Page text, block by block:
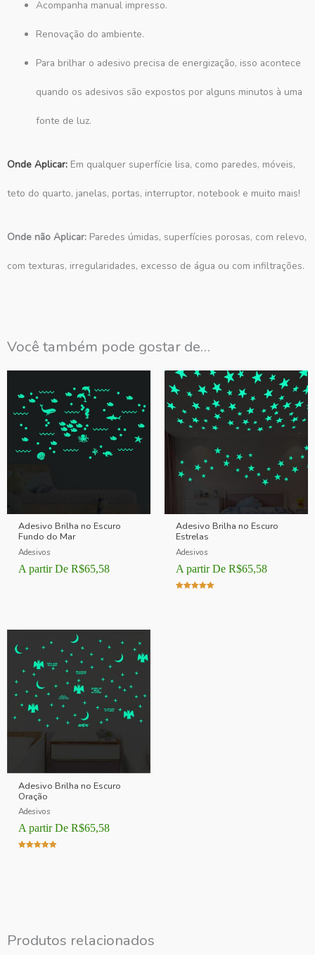
Acompanha manual impresso.
Renovação do ambiente.
Para brilhar o adesivo precisa de energização, isso acontece
quando os adesivos são expostos por alguns minutos à uma
fonte de luz.
Onde Aplicar: Em qualquer superfície lisa, como paredes, móveis,
teto do quarto, janelas, portas, interruptor, notebook e muito mais!
Onde não Aplicar: Paredes úmidas, superfícies porosas, com relevo,
com texturas, irregularidades, excesso de água ou com infiltrações.
Você também pode gostar de…
Adesivo Brilha no Escuro
Fundo do Mar
Adesivos
A partir De R$65,58
Adesivo Brilha no Escuro
Estrelas
Adesivos
A partir De R$65,58
Adesivo Brilha no Escuro
Oração
Adesivos
A partir De R$65,58
Produtos relacionados